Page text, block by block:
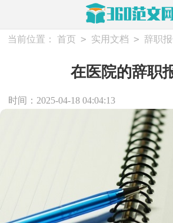
当前位置： 首页 > 实用文档 > 辞职
在医院的辞职
时间：2025-04-18 04:04:13